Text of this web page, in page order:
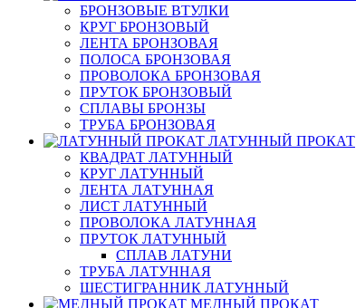
БРОНЗОВЫЕ ВТУЛКИ
КРУГ БРОНЗОВЫЙ
ЛЕНТА БРОНЗОВАЯ
ПОЛОСА БРОНЗОВАЯ
ПРОВОЛОКА БРОНЗОВАЯ
ПРУТОК БРОНЗОВЫЙ
СПЛАВЫ БРОНЗЫ
ТРУБА БРОНЗОВАЯ
ЛАТУННЫЙ ПРОКАТ
КВАДРАТ ЛАТУННЫЙ
КРУГ ЛАТУННЫЙ
ЛЕНТА ЛАТУННАЯ
ЛИСТ ЛАТУННЫЙ
ПРОВОЛОКА ЛАТУННАЯ
ПРУТОК ЛАТУННЫЙ
СПЛАВ ЛАТУНИ
ТРУБА ЛАТУННАЯ
ШЕСТИГРАННИК ЛАТУННЫЙ
МЕДНЫЙ ПРОКАТ